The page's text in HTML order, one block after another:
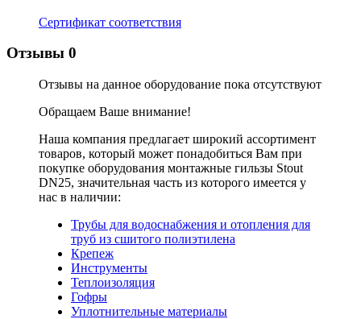
Сертификат соответствия
Отзывы 0
Отзывы на данное оборудование пока отсутствуют
Обращаем Ваше внимание!
Наша компания предлагает широкий ассортимент
товаров, который может понадобиться Вам при
покупке оборудования монтажные гильзы Stout
DN25, значительная часть из которого имеется у
нас в наличии:
Трубы для водоснабжения и отопления для
труб из сшитого полиэтилена
Крепеж
Инструменты
Теплоизоляция
Гофры
Уплотнительные материалы